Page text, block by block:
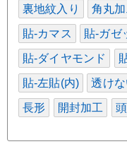
裏地紋入り 角丸
貼-カマス 貼-ガゼ
貼-ダイヤモンド
貼-左貼(内) 透けな
長形 開封加工